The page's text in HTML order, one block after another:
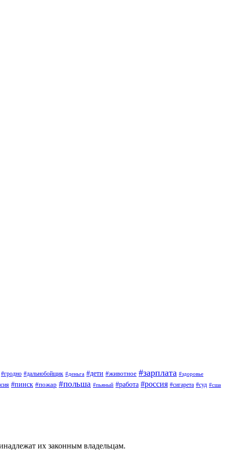
#гродно #дальнобойщик #деньга #дети #животное #зарплата #здоровье
#пинск #пожар #польша #пьяный #работа #россия #сигарета #суд #сша
их законным владельцам.